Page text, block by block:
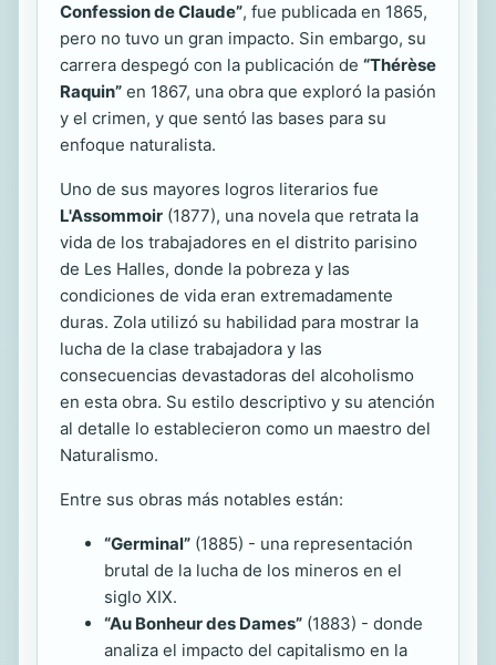
Confession de Claude”, fue publicada en 1865,
pero no tuvo un gran impacto. Sin embargo, su
carrera despegó con la publicación de “Thérèse
Raquin” en 1867, una obra que exploró la pasión
y el crimen, y que sentó las bases para su
enfoque naturalista.
Uno de sus mayores logros literarios fue
L'Assommoir (1877), una novela que retrata la
vida de los trabajadores en el distrito parisino
de Les Halles, donde la pobreza y las
condiciones de vida eran extremadamente
duras. Zola utilizó su habilidad para mostrar la
lucha de la clase trabajadora y las
consecuencias devastadoras del alcoholismo
en esta obra. Su estilo descriptivo y su atención
al detalle lo establecieron como un maestro del
Naturalismo.
Entre sus obras más notables están:
“Germinal” (1885) - una representación
brutal de la lucha de los mineros en el
siglo XIX.
“Au Bonheur des Dames” (1883) - donde
analiza el impacto del capitalismo en la